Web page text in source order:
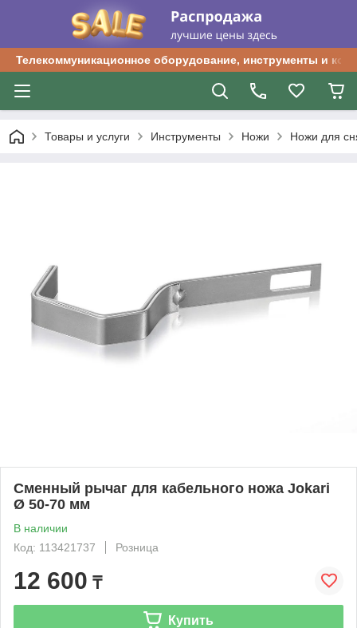
Телекоммуникационное оборудование, инструменты и
Товары и услуги Инструменты Ножи Ножи для
Сменный рычаг для кабельного ножа Jokari
Ø 50-70 мм
В наличии
Код: 113421737
Розница
12 600 ₸
Купить